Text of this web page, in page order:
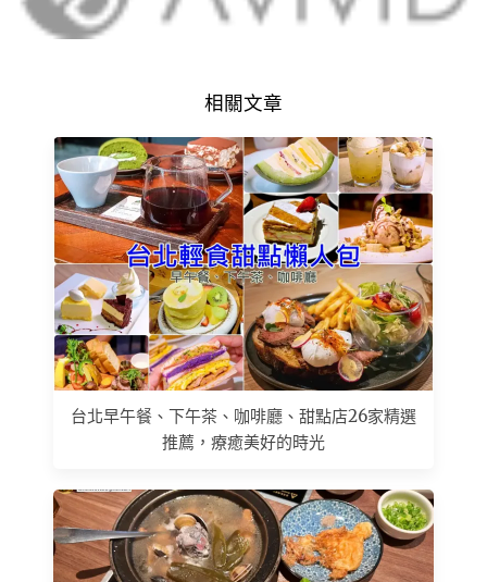
相關文章
台北早午餐、下午茶、咖啡廳、甜點店26家精選
推薦，療癒美好的時光